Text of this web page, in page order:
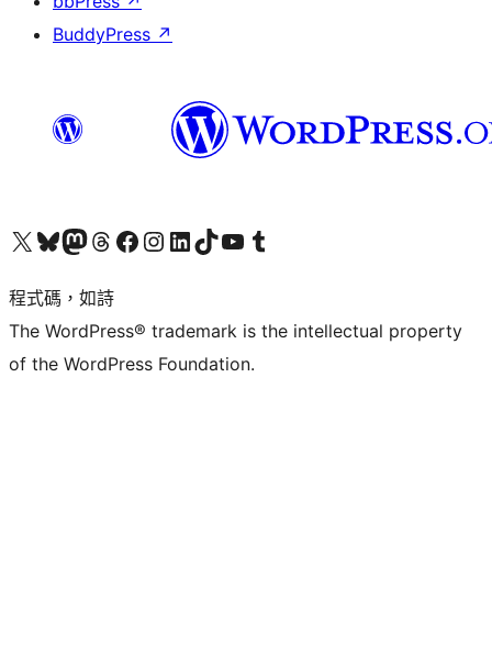
BuddyPress ↗
查看我們的 X (之前的 Twitter) 帳號造訪我們的 Bluesky 帳號造訪我們的 Mastodon 帳號造訪我們的 Threads 帳號 造訪我們的 Facebook 粉絲專頁Visit our Instagram account
Visit our LinkedIn account
造訪我們的 TikTok 帳號Visit our YouTube channel
造訪我們的 Tumblr 帳號
程式碼，如詩
The WordPress® trademark is the intellectual property
of the WordPress Foundation.